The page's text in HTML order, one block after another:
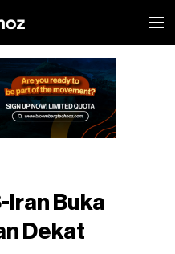
Iran Buka
Dekat